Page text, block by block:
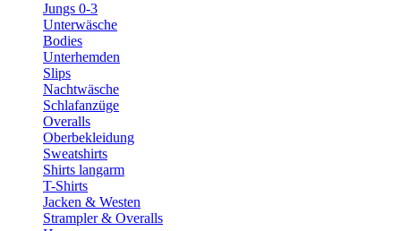
Jungs 0-3
Unterwäsche
Bodies
Unterhemden
Slips
Nachtwäsche
Schlafanzüge
Overalls
Oberbekleidung
Sweatshirts
Shirts langarm
T-Shirts
Jacken & Westen
Strampler & Overalls